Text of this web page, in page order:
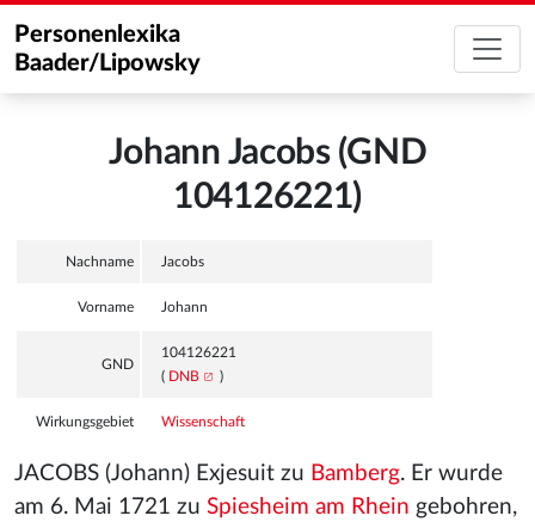
Personenlexika
Baader/Lipowsky
Johann Jacobs (GND
104126221)
Nachname Jacobs
Vorname Johann
GND
104126221
( DNB )
Wirkungsgebiet Wissenschaft
JACOBS (Johann) Exjesuit zu Bamberg. Er wurde
am 6. Mai 1721 zu Spiesheim am Rhein gebohren,